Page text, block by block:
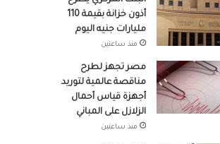
أذون خزانة بقيمة 110
مليارات جنيه اليوم
منذ ساعتين
مصر تجهز لطرح
مناقصة عالمية لتوريد
أجهزة قياس أحمال
الزلازل على المباني
منذ ساعتين